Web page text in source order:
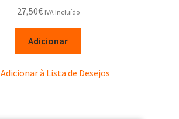
27,50€ IVA Incluído
Adicionar
Adicionar à Lista de Desejos